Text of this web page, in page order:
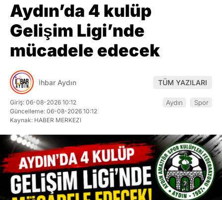
Aydın’da 4 kulüp
Gelişim Ligi’nde
mücadele edecek
İhbar Aydın TÜM YAZILARI
Giriş: 06-08-2026 10:12
Güncelleme: 06-08-2026 10:12
Kaynak: HABER MERKEZI
Aydın Spor